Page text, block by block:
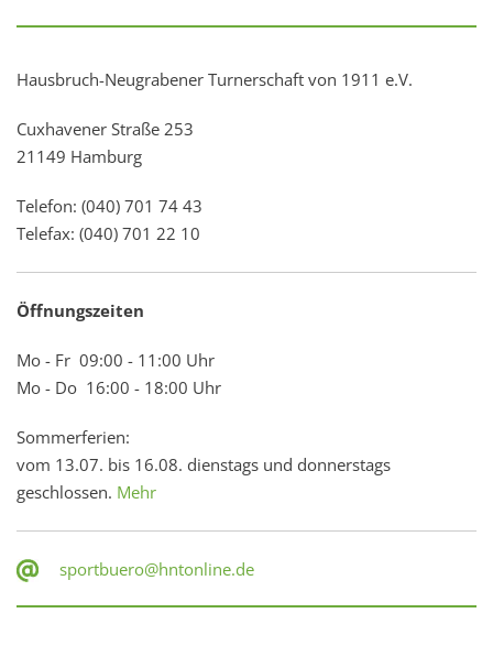
Hausbruch-Neugrabener Turnerschaft von 1911 e.V.
Cuxhavener Straße 253
21149 Hamburg
Telefon: (040) 701 74 43
Telefax: (040) 701 22 10
Öffnungszeiten
Mo - Fr 09:00 - 11:00 Uhr
Mo - Do 16:00 - 18:00 Uhr
Sommerferien:
vom 13.07. bis 16.08. dienstags und donnerstags
geschlossen. Mehr
sportbuero@hntonline.de